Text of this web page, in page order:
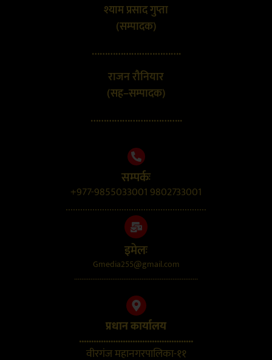
श्याम प्रसाद गुप्ता
(सम्पादक)
…………………………….
राजन रौनियार
(सह–सम्पादक)
……………………………..
सम्पर्कः
+977-9855033001 9802733001
..........................................................
इमेलः
Gmedia255@gmail.com
....................................................................
प्रधान कार्यालय
...............................................
वीरगंज महानगरपालिका-११